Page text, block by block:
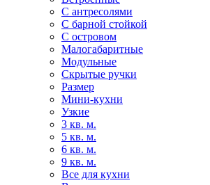
С антресолями
С барной стойкой
С островом
Малогабаритные
Модульные
Скрытые ручки
Размер
Мини-кухни
Узкие
3 кв. м.
5 кв. м.
6 кв. м.
9 кв. м.
Все для кухни